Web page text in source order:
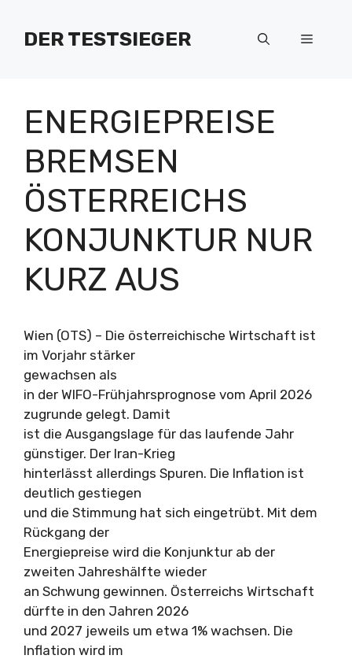
Inhalt
springenDER TESTSIEGER Menü
ENERGIEPREISE
BREMSEN
ÖSTERREICHS
KONJUNKTUR NUR
KURZ AUS
Wien (OTS) – Die österreichische Wirtschaft ist
im Vorjahr stärker
gewachsen als
in der WIFO-Frühjahrsprognose vom April 2026
zugrunde gelegt. Damit
ist die Ausgangslage für das laufende Jahr
günstiger. Der Iran-Krieg
hinterlässt allerdings Spuren. Die Inflation ist
deutlich gestiegen
und die Stimmung hat sich eingetrübt. Mit dem
Rückgang der
Energiepreise wird die Konjunktur ab der
zweiten Jahreshälfte wieder
an Schwung gewinnen. Österreichs Wirtschaft
dürfte in den Jahren 2026
und 2027 jeweils um etwa 1% wachsen. Die
Inflation wird im